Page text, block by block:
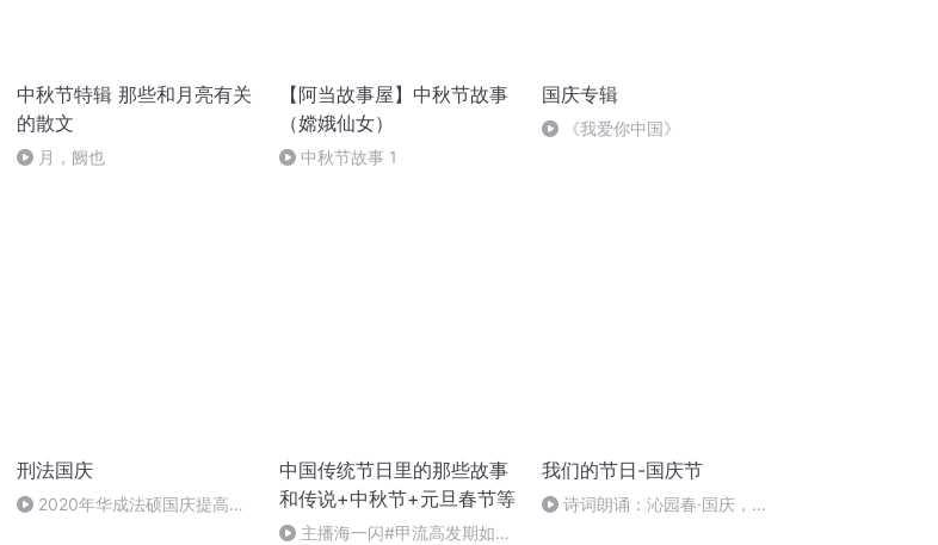
中秋节特辑 那些和月亮有关
的散文
月，阙也
【阿当故事屋】中秋节故事
（嫦娥仙女）
中秋节故事 1
国庆专辑
《我爱你中国》
刑法国庆
2020年华成法硕国庆提高班
中国传统节日里的那些故事
和传说+中秋节+元旦春节等
主播海一闪#甲流高发期如何
我们的节日-国庆节
诗词朗诵：沁园春·国庆，朗